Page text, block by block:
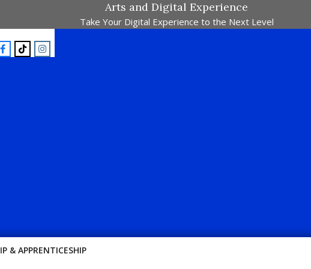
Arts and Digital Experience
Take Your Digital Experience to the Next Level
Pertandingan Dalam Satu Laman. Pick Your Passion !!
& APPRENTICESHIP